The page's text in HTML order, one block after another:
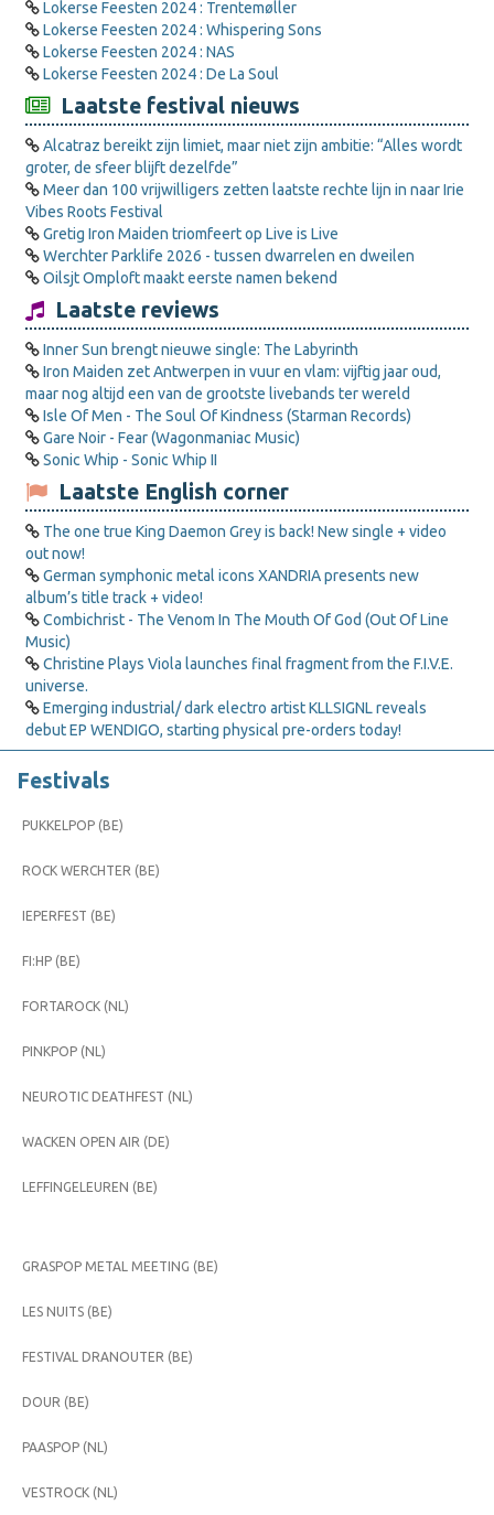
Lokerse Feesten 2024 : Trentemøller
Lokerse Feesten 2024 : Whispering Sons
Lokerse Feesten 2024 : NAS
Lokerse Feesten 2024 : De La Soul
Laatste festival nieuws
Alcatraz bereikt zijn limiet, maar niet zijn ambitie: “Alles wordt
groter, de sfeer blijft dezelfde”
Meer dan 100 vrijwilligers zetten laatste rechte lijn in naar Irie
Vibes Roots Festival
Gretig Iron Maiden triomfeert op Live is Live
Werchter Parklife 2026 - tussen dwarrelen en dweilen
Oilsjt Omploft maakt eerste namen bekend
Laatste reviews
Inner Sun brengt nieuwe single: The Labyrinth
Iron Maiden zet Antwerpen in vuur en vlam: vijftig jaar oud,
maar nog altijd een van de grootste livebands ter wereld
Isle Of Men - The Soul Of Kindness (Starman Records)
Gare Noir - Fear (Wagonmaniac Music)
Sonic Whip - Sonic Whip II
Laatste English corner
The one true King Daemon Grey is back! New single + video
out now!
German symphonic metal icons XANDRIA presents new
album’s title track + video!
Combichrist - The Venom In The Mouth Of God (Out Of Line
Music)
Christine Plays Viola launches final fragment from the F.I.V.E.
universe.
Emerging industrial/ dark electro artist KLLSIGNL reveals
debut EP WENDIGO, starting physical pre-orders today!
Festivals
PUKKELPOP (BE)
ROCK WERCHTER (BE)
IEPERFEST (BE)
FI:HP (BE)
FORTAROCK (NL)
PINKPOP (NL)
NEUROTIC DEATHFEST (NL)
WACKEN OPEN AIR (DE)
LEFFINGELEUREN (BE)
GRASPOP METAL MEETING (BE)
LES NUITS (BE)
FESTIVAL DRANOUTER (BE)
DOUR (BE)
PAASPOP (NL)
VESTROCK (NL)